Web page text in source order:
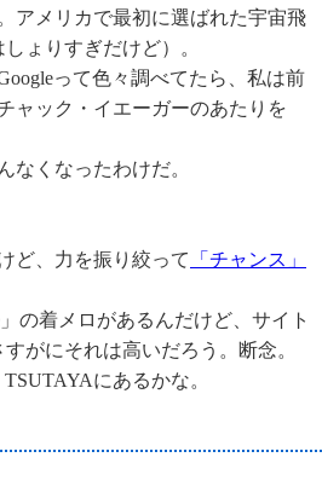
アメリカで最初に選ばれた宇宙飛
ょりすぎだけど）。
って色々調べてたら、私は前
ャック・イエーガーのあたりを
なくなったわけだ。
ど、力を振り絞って
「チャンス」
の着メロがあるんだけど、サイト
がにそれは高いだろう。断念。
にあるかな。